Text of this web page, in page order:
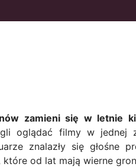
zamieni się w letnie
oglądać filmy w jednej
znalazły się głośne
od lat mają wierne